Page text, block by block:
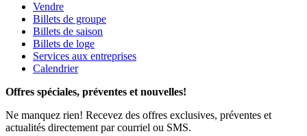
Vendre
Billets de groupe
Billets de saison
Billets de loge
Services aux entreprises
Calendrier
Offres spéciales, préventes et nouvelles!
Ne manquez rien! Recevez des offres exclusives, préventes et
actualités directement par courriel ou SMS.